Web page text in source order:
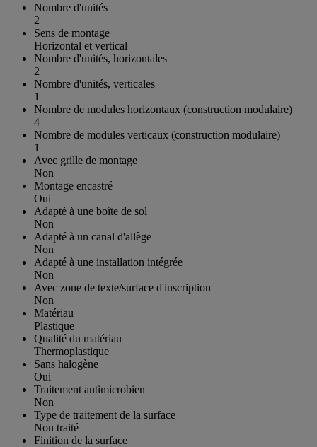
Nombre d'unités
2
Sens de montage
Horizontal et vertical
Nombre d'unités, horizontales
2
Nombre d'unités, verticales
1
Nombre de modules horizontaux (construction modulaire)
4
Nombre de modules verticaux (construction modulaire)
1
Avec grille de montage
Non
Montage encastré
Oui
Adapté à une boîte de sol
Non
Adapté à un canal d'allège
Non
Adapté à une installation intégrée
Non
Avec zone de texte/surface d'inscription
Non
Matériau
Plastique
Qualité du matériau
Thermoplastique
Sans halogène
Oui
Traitement antimicrobien
Non
Type de traitement de la surface
Non traité
Finition de la surface